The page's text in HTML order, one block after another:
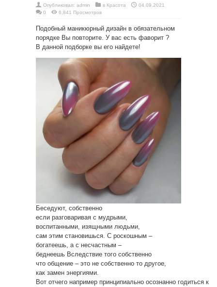
Опубликовал: admin в Красота
04.09.2021
0
6,841 Просмотров
Подобный маникюрный дизайн в обязательном
порядке Вы повторите. У вас есть фаворит ?
В данной подборке вы его найдете!
Беседуют, собственно
если разговаривая с мудрыми,
воспитанными, изящными людьми,
сам этим становишься. С роскошным –
богатеешь, а с несчастным –
беднеешь Вследствие того собственно
что общение – это не собственно то другое,
как замен энергиями.
Вот отчего например принципиально осознанно годиться к